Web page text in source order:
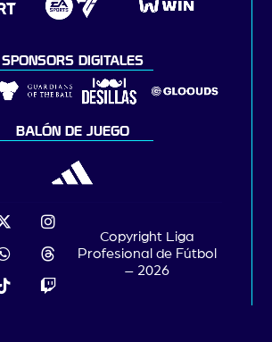
SPONSORS DIGITALES
BALÓN DE JUEGO
Copyright Liga
Profesional de Fútbol
– 2026